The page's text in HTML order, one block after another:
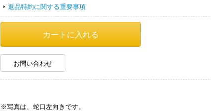
返品特約に関する重要事項
お問い合わせ
※写真は、蛇口左向きです。